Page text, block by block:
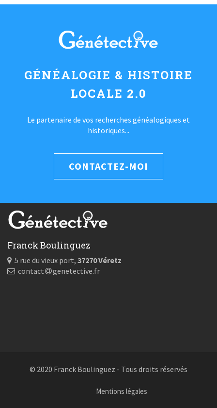
GÉNÉALOGIE & HISTOIRE
LOCALE 2.0
Le partenaire de vos recherches généalogiques et
historiques...
CONTACTEZ-MOI
Franck Boulinguez
5 rue du vieux port, 37270 Véretz
contact
genetective.fr
© 2020 Franck Boulinguez - Tous droits réservés
Mentions légales